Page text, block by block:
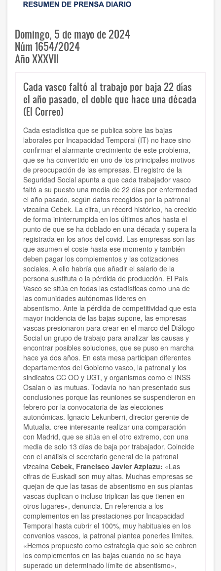
Domingo, 5 de mayo de 2024
Núm 1654/2024
Año XXXVII
Cada vasco faltó al trabajo por baja 22 días
el año pasado, el doble que hace una década
(El Correo)
Cada estadística que se publica sobre las bajas
laborales por Incapacidad Temporal (IT) no hace sino
confirmar el alarmante crecimiento de este problema,
que se ha convertido en uno de los principales motivos
de preocupación de las empresas. El registro de la
Seguridad Social apunta a que cada trabajador vasco
faltó a su puesto una media de 22 días por enfermedad
el año pasado, según datos recogidos por la patronal
vizcaína Cebek. La cifra, un récord histórico, ha crecido
de forma ininterrumpida en los últimos años hasta el
punto de que se ha doblado en una década y supera la
registrada en los años del covid. Las empresas son las
que asumen el coste hasta ese momento y también
deben pagar los complementos y las cotizaciones
sociales. A ello habría que añadir el salario de la
persona sustituta o la pérdida de producción. El País
Vasco se sitúa en todas las estadísticas como una de
las comunidades autónomas líderes en
absentismo. Ante la pérdida de competitividad que esta
mayor incidencia de las bajas supone, las empresas
vascas presionaron para crear en el marco del Diálogo
Social un grupo de trabajo para analizar las causas y
encontrar posibles soluciones, que se puso en marcha
hace ya dos años. En esta mesa participan diferentes
departamentos del Gobierno vasco, la patronal y los
sindicatos CC OO y UGT, y organismos como el INSS
Osalan o las mutuas. Todavía no han presentado sus
conclusiones porque las reuniones se suspendieron en
febrero por la convocatoria de las elecciones
autonómicas. Ignacio Lekunberri, director gerente de
Mutualia. cree interesante realizar una comparación
con Madrid, que se sitúa en el otro extremo, con una
media de solo 13 días de baja por trabajador. Coincide
con el análisis el secretario general de la patronal
vizcaína Cebek, Francisco Javier Azpiazu: «Las
cifras de Euskadi son muy altas. Muchas empresas se
quejan de que las tasas de absentismo en sus plantas
vascas duplican o incluso triplican las que tienen en
otros lugares», denuncia. En referencia a los
complementos en las prestaciones por Incapacidad
Temporal hasta cubrir el 100%, muy habituales en los
convenios vascos, la patronal plantea ponerles límites.
«Hemos propuesto como estrategia que solo se cobren
los complementos en las bajas cuando no se haya
superado un determinado límite de absentismo»,